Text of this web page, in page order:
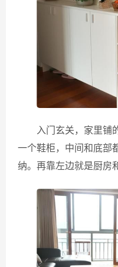
入门玄关，家里铺
一个鞋柜，中间和底部
纳。再靠左边就是厨房